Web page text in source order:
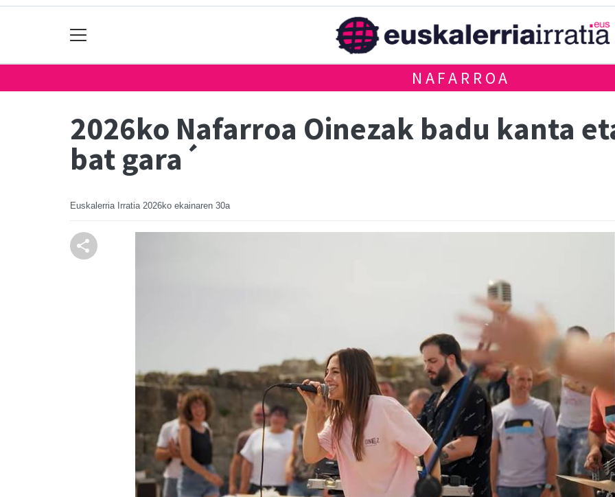
NAFARROA
2026ko Nafarroa Oinezak badu kanta
bat gara´
Euskalerria Irratia 2026ko ekainaren 30a